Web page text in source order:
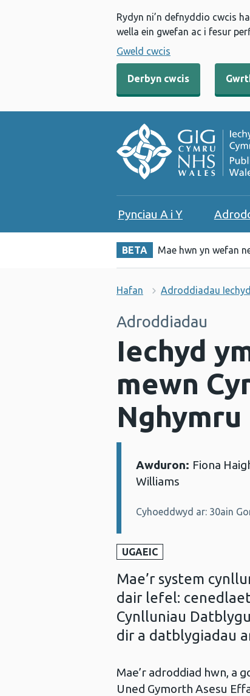
Rydyn ni’n defnyddio cwcis
wella ein gwefan ac i fesur
Gweld cwcis
Derbyn cwcis
Pynciau A i Y
BETA Mae hwn yn wefan
Hafan Adroddiadau
Adroddiadau
Iechyd
mewn
Nghymru
Manylion:
Awduron: Fiona
Williams
Cyhoeddwyd ar: 30ain
UGAEIC
Mae’r system
dair lefel:
Cynlluniau
dir a datblygiadau
Mae’r adroddiad hwn, a
Uned Gymorth Asesu